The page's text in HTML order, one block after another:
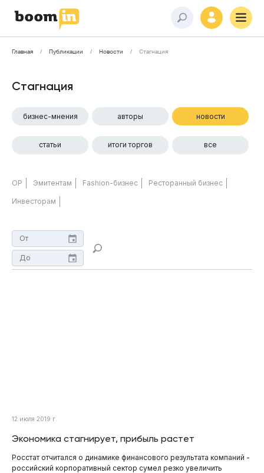
Главная Публикации Новости Стагнация
Стагнация
бизнес-мнения авторы новости
статьи итоги торгов все
ОР Эмитентам Fashion-бизнес Ресторанный бизнес
Инвесторам
12 июля 2019 г.
Экономика стагнирует, прибыль растет
Росстат отчитался о динамике финансового результата компаний -
российский корпоративный сектор сумел резко увеличить